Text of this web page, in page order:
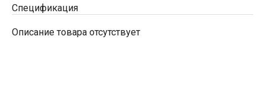
Спецификация
Описание товара отсутствует